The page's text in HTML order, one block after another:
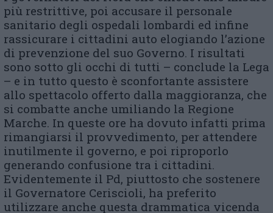
più restrittive, poi accusare il personale
sanitario degli ospedali lombardi ed infine
rassicurare i cittadini auto elogiando l’azione
di prevenzione del suo Governo. I risultati
sono sotto gli occhi di tutti – conclude la Lega
– e in tutto questo è sconfortante assistere
allo spettacolo offerto dalla maggioranza, che
si combatte anche umiliando la Regione
Marche. In queste ore ha dovuto infatti prima
rimangiarsi il provvedimento, per attendere
inutilmente il governo, e poi riproporlo
generando confusione tra i cittadini.
Evidentemente il Pd, piuttosto che sostenere
il Governatore Ceriscioli, ha preferito
utilizzare anche questa drammatica vicenda